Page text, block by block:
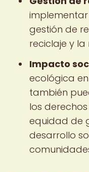
gestión de
reciclaje y la
Impacto
ecológica
también
los
equidad de
desarrollo